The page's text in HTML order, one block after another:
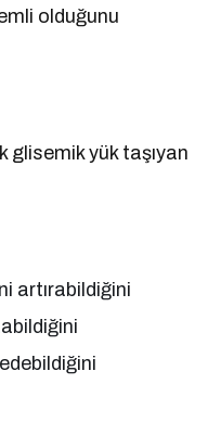
olduğunu
glisemik yük taşıyan
artırabildiğini